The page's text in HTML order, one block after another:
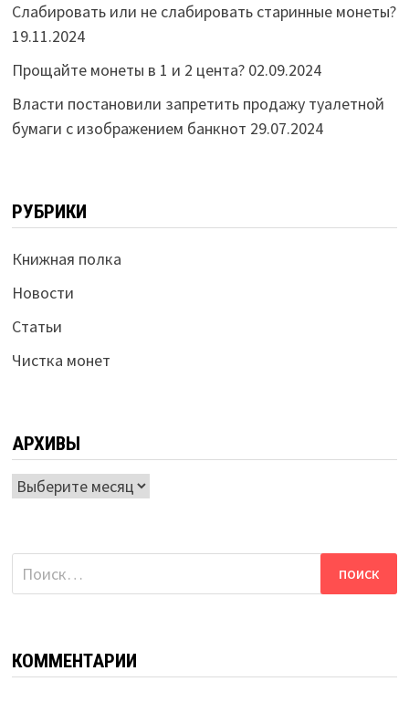
Слабировать или не слабировать старинные монеты?
19.11.2024
Прощайте монеты в 1 и 2 цента? 02.09.2024
Власти постановили запретить продажу туалетной
бумаги с изображением банкнот 29.07.2024
РУБРИКИ
Книжная полка
Новости
Статьи
Чистка монет
АРХИВЫ
Архивы
Найти:
КОММЕНТАРИИ